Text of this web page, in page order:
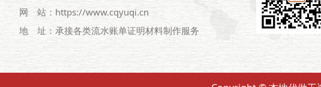
网 站：https://www.cqyuqi.cn
地 址：承接各类流水账单证明材料制作服务